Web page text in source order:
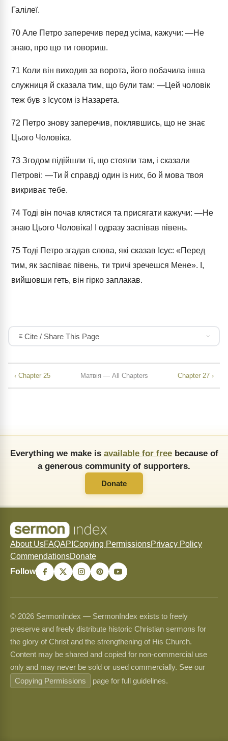
Галілеї.
70 Але Петро заперечив перед усіма, кажучи: ―Не
знаю, про що ти говориш.
71 Коли він виходив за ворота, його побачила інша
служниця й сказала тим, що були там: ―Цей чоловік
теж був з Ісусом із Назарета.
72 Петро знову заперечив, поклявшись, що не знає
Цього Чоловіка.
73 Згодом підійшли ті, що стояли там, і сказали
Петрові: ―Ти й справді один із них, бо й мова твоя
викриває тебе.
74 Тоді він почав клястися та присягати кажучи: ―Не
знаю Цього Чоловіка! І одразу заспівав півень.
75 Тоді Петро згадав слова, які сказав Ісус: «Перед
тим, як заспіває півень, ти тричі зречешся Мене». І,
вийшовши геть, він гірко заплакав.
Cite / Share This Page
‹ Chapter 25 Матвія — All Chapters Chapter 27 ›
Everything we make is available for freebecause of
a generous community of supporters.
Donate
About UsFAQAPI Copying PermissionsPrivacy Policy
CommendationsDonate
Follow
© 2026 SermonIndex — SermonIndex exists to freely
preserve and freely distribute historic Christian sermons for
the glory of Christ and the strengthening of His Church.
Content may be shared and copied for non-commercial use
only and may never be sold or used commercially. See our
Copying Permissions
page for full guidelines.